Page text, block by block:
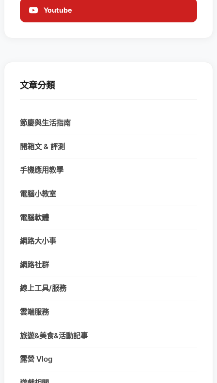
Youtube
文章分類
節慶與生活指南
開箱文 & 評測
手機應用教學
電腦小教室
電腦軟體
網路大小事
網路社群
線上工具/服務
雲端服務
旅遊&美食&活動記事
露營 Vlog